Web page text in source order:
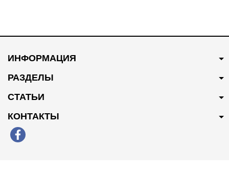
250 грн Купить
Патрубок системы
300 грн Купить
ИНФОРМАЦИЯ
РАЗДЕЛЫ
СТАТЬИ
КОНТАКТЫ